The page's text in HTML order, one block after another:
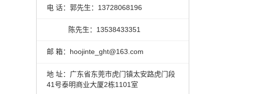
电 话：郭先生：13728068196
陈先生：13538433351
邮 箱：hoojinte_ght@163.com
地 址：广东省东莞市虎门镇太安路虎门段
41号泰明商业大厦2栋1101室